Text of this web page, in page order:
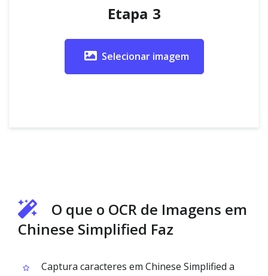
Etapa 3
Selecionar imagem
O que o OCR de Imagens em
Chinese Simplified Faz
Captura caracteres em Chinese Simplified a